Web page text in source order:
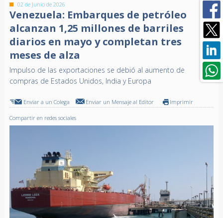
02 de Junio de 2026
Venezuela: Embarques de petróleo
alcanzan 1,25 millones de barriles
diarios en mayo y completan tres
meses de alza
Impulso de las exportaciones se debió al aumento de
compras de Estados Unidos, India y Europa
Enviar a un Colega Enviar un Mensaje al Editor Imprimir
Compartir en redes sociales